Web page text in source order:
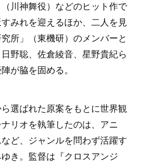
（川神舞役）などのヒット作で
みれを迎えるほか、二人を見
所」（東機研）のメンバーと
野聡、佐倉綾音、星野貴紀ら
が脇を固める。
選ばれた原案をもとに世界観
リオを執筆したのは、アニ
ど、ジャンルを問わず活躍す
き。監督は『クロスアンジ